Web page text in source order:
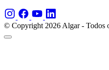
© Copyright 2026 Algar - Todos